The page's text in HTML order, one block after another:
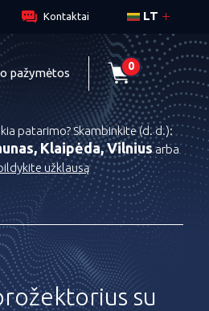
LT
Kontaktai
pažymėtos 0
patarimo? Skambinkite (d. d.):
Klaipėda, Vilniusarba
užklausą
su